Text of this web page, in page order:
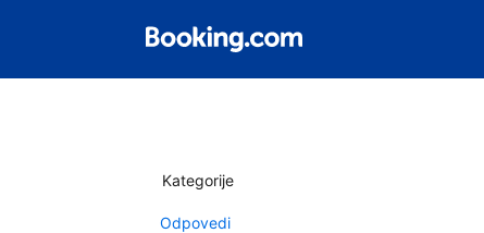
Kategorije
Odpovedi